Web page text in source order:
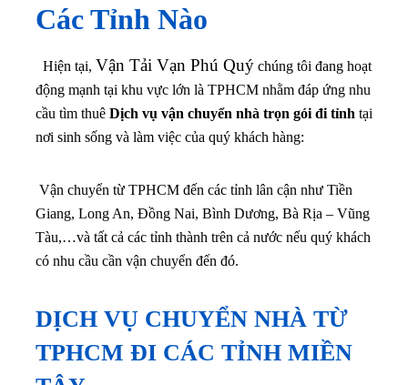
Các Tỉnh Nào
Hiện tại, Vận Tải Vạn Phú Quý chúng tôi đang hoạt
động mạnh tại khu vực lớn là TPHCM nhằm đáp ứng nhu
cầu tìm thuê Dịch vụ vận chuyển nhà trọn gói đi tỉnh tại
nơi sinh sống và làm việc của quý khách hàng:
Vận chuyển từ TPHCM đến các tỉnh lân cận như Tiền
Giang, Long An, Đồng Nai, Bình Dương, Bà Rịa – Vũng
Tàu,…và tất cả các tỉnh thành trên cả nước nếu quý khách
có nhu cầu cần vận chuyển đến đó.
DỊCH VỤ CHUYỂN NHÀ TỪ
TPHCM ĐI CÁC TỈNH MIỀN